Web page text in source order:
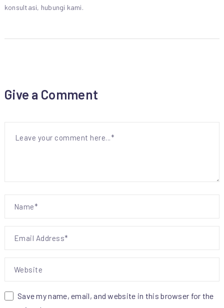
konsultasi, hubungi kami.
Give a Comment
Save my name, email, and website in this browser for the